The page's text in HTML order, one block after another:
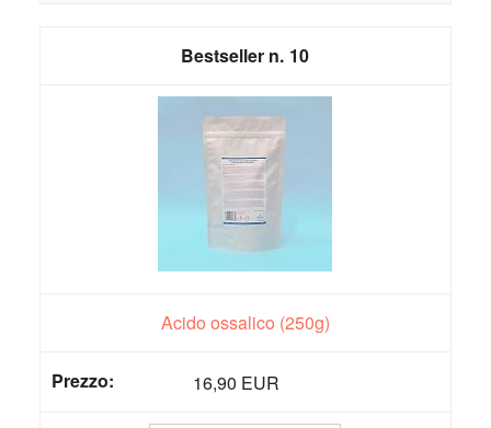
10
Acido ossalico (250g)
16,90 EUR